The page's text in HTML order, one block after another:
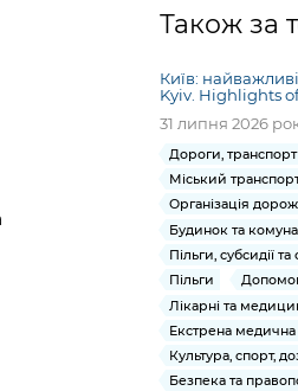
Київська
бюджет
послуги
/ For
з
Порядок
рішень, дій чи
бездіяльності
розпорядників
інформації
Звіти про
опрацювання
запитів на
публічну
інформацію
ся на
новини та
КМДА /
Subscribe
announce
ments
from the
KCSA
a
Також за
Київ:
Kyiv. Highlights
31 липня 2026
Дороги,
Міський
Організація
Будинок та
Пільги, субсидії
Пільги
Лікарні та
Екстрена
Культура, спорт,
Безпека та